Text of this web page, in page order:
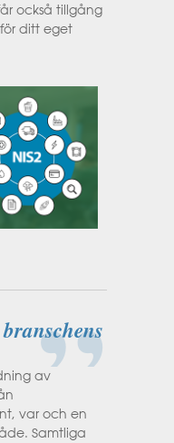
också tillgång
ditt eget
av
var och en
Samtliga